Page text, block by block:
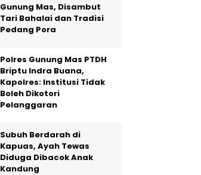
Gunung Mas, Disambut
Tari Bahalai dan Tradisi
Pedang Pora
Polres Gunung Mas PTDH
Briptu Indra Buana,
Kapolres: Institusi Tidak
Boleh Dikotori
Pelanggaran
Subuh Berdarah di
Kapuas, Ayah Tewas
Diduga Dibacok Anak
Kandung